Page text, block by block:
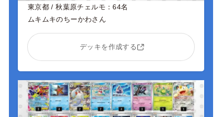
東京都 / 秋葉原チェルモ：64名
ムキムキのちーかわさん
デッキを作成する